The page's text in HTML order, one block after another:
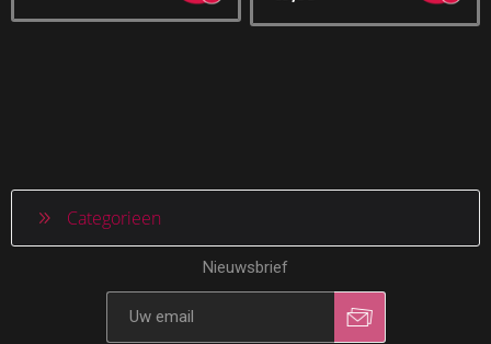
Categorieen
Nieuwsbrief